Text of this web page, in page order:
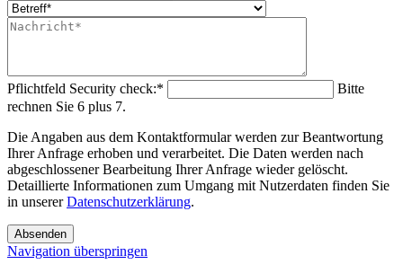
Pflichtfeld Security check:*
Bitte
rechnen Sie 6 plus 7.
Die Angaben aus dem Kontaktformular werden zur Beantwortung
Ihrer Anfrage erhoben und verarbeitet. Die Daten werden nach
abgeschlossener Bearbeitung Ihrer Anfrage wieder gelöscht.
Detaillierte Informationen zum Umgang mit Nutzerdaten finden Sie
in unsererDatenschutzerklärung.
Absenden
Navigation überspringen